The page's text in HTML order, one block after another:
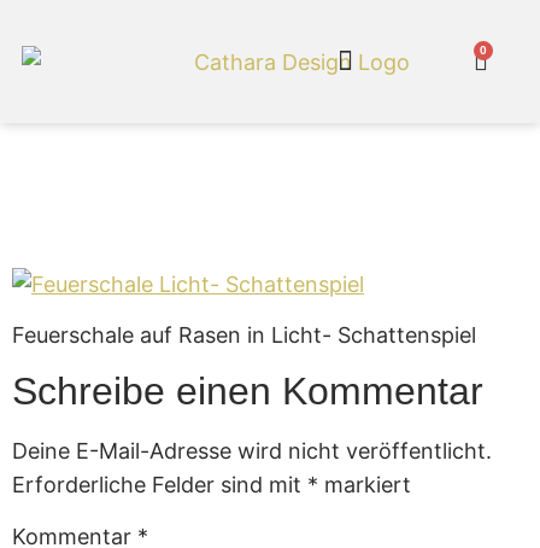
0
Feuerschale auf Rasen in Licht- Schattenspiel
Schreibe einen Kommentar
Deine E-Mail-Adresse wird nicht veröffentlicht.
Erforderliche Felder sind mit * markiert
Kommentar *